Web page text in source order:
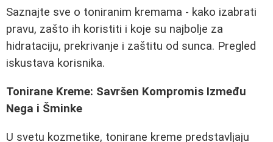
Saznajte sve o toniranim kremama - kako izabrati
pravu, zašto ih koristiti i koje su najbolje za
hidrataciju, prekrivanje i zaštitu od sunca. Pregled
iskustava korisnika.
Tonirane Kreme: Savršen Kompromis Između
Nega i Šminke
U svetu kozmetike, tonirane kreme predstavljaju